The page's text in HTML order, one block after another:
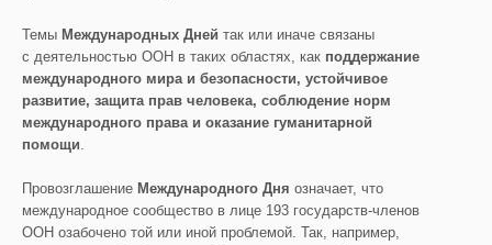
Темы Международных Дней так или иначе связаны
с деятельностью ООН в таких областях, как поддержание
международного мира и безопасности, устойчивое
развитие, защита прав человека, соблюдение норм
международного права и оказание гуманитарной
помощи.
Провозглашение Международного Дня означает, что
международное сообщество в лице 193 государств-членов
ООН озабочено той или иной проблемой. Так, например,